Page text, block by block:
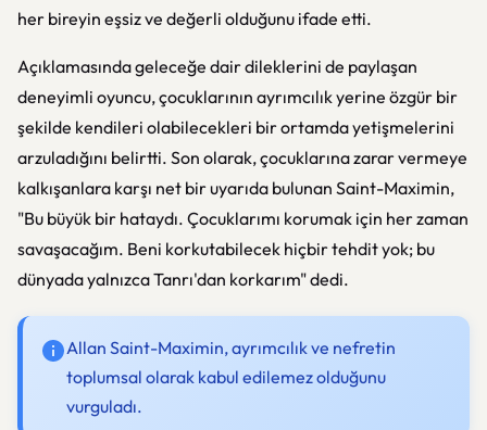
her bireyin eşsiz ve değerli olduğunu ifade etti.
Açıklamasında geleceğe dair dileklerini de paylaşan
deneyimli oyuncu, çocuklarının ayrımcılık yerine özgür bir
şekilde kendileri olabilecekleri bir ortamda yetişmelerini
arzuladığını belirtti. Son olarak, çocuklarına zarar vermeye
kalkışanlara karşı net bir uyarıda bulunan Saint-Maximin,
"Bu büyük bir hataydı. Çocuklarımı korumak için her zaman
savaşacağım. Beni korkutabilecek hiçbir tehdit yok; bu
dünyada yalnızca Tanrı'dan korkarım" dedi.
Allan Saint-Maximin, ayrımcılık ve nefretin
toplumsal olarak kabul edilemez olduğunu
vurguladı.